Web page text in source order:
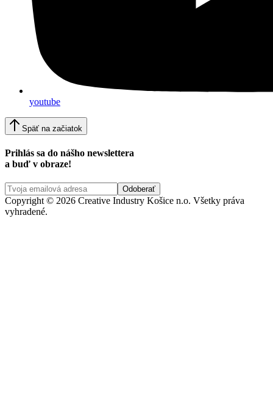
youtube
Späť na začiatok
Prihlás sa do nášho newslettera
a buď v obraze!
Copyright © 2026 Creative Industry Košice n.o. Všetky práva
vyhradené.